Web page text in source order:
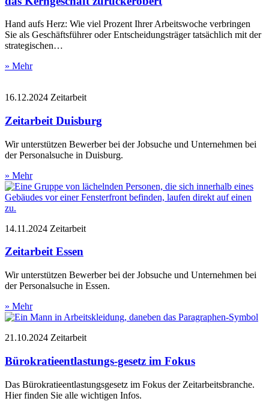
Hand aufs Herz: Wie viel Prozent Ihrer Arbeitswoche verbringen
Sie als Geschäftsführer oder Entscheidungsträger tatsächlich mit der
strategischen…
» Mehr
16.12.2024 Zeitarbeit
Zeitarbeit Duisburg
Wir unterstützen Bewerber bei der Jobsuche und Unternehmen bei
der Personalsuche in Duisburg.
» Mehr
14.11.2024 Zeitarbeit
Zeitarbeit Essen
Wir unterstützen Bewerber bei der Jobsuche und Unternehmen bei
der Personalsuche in Essen.
» Mehr
21.10.2024 Zeitarbeit
Bürokratieentlastungs­­-gesetz im Fokus
Das Bürokratieentlastungsgesetz im Fokus der Zeitarbeitsbranche.
Hier finden Sie alle wichtigen Infos.